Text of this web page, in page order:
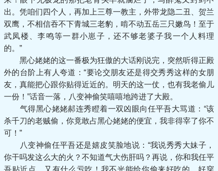
出。凭咱们四个人，再加上三尊一教主，外带龙隐二丑、贺兰
双鹰，不相信吞不下青城三老豹，啃不动五岳三只嫩鸟！至于
武凤楼、李鸣等一群小崽子，还不够老婆子我一个人料理
的。”
黑心姥姥的这一番极为狂傲的大话刚说完，突然听得正殿
外的台阶上有人夸道：“要论交朋友还是得交秀秀这样的女朋
友，真能把心跟你贴得近近的。明天的这一仗，也有我老偷儿
一份！”话音一落，八变神偷笑嘻嘻地跨进了大殿。
气得黑心姥姥郝连秀瞪着一双凶眼向任平吾大骂道：“该
杀千刀的老贼偷，你竟敢占黑心姥姥的便宜，我非得宰了你不
可！”
八变神偷任平吾还是嬉皮笑脸地说：“我说秀秀大妹子，
你干吗发这么大的火？不知道气大伤肝吗？再说，你和我任平
吾贴近点，又有什么亏吃！我不光能给你偷来好吃的、好穿